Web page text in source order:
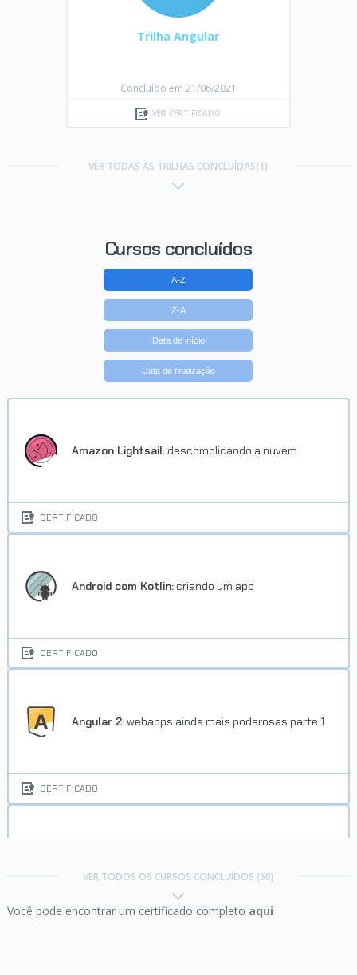
Trilha Angular
Concluído em 21/06/2021
VER CERTIFICADO
VER TODAS AS TRILHAS CONCLUÍDAS(1)
Cursos concluídos
A-Z
Z-A
Data de início
Data de finalização
Amazon Lightsail: descomplicando a nuvem
CERTIFICADO
Android com Kotlin: criando um app
CERTIFICADO
Angular 2:webapps ainda mais poderosas parte 1
CERTIFICADO
VER TODOS OS CURSOS CONCLUÍDOS (50)
Você pode encontrar um certificado completo aqui